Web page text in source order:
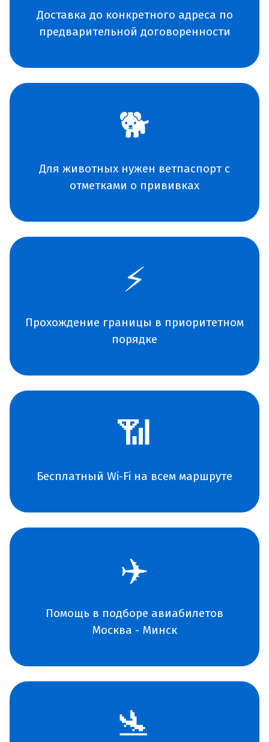
Доставка до конкретного адреса по
предварительной договоренности
🐕
Для животных нужен ветпаспорт с
отметками о прививках
⚡
Прохождение границы в приоритетном
порядке
📶
Бесплатный Wi-Fi на всем маршруте
✈️
Помощь в подборе авиабилетов
Москва - Минск
🛬